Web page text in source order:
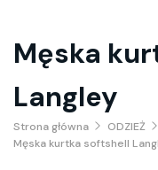
Męska
Langley
Strona główna ODZIEŻ
Męska kurtka softshell